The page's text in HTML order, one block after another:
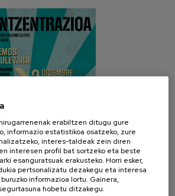
erabiltzen ditugu gure
informazio estatistikoa osatzeko, zure
interes-taldeak zein diren
interesen profil bat sortzeko eta beste
esanguratsuak erakusteko. Horri esker,
pertsonalizatu dezakegu eta interesa
informazioa lortu. Gainera,
hobetu ditzakegu.